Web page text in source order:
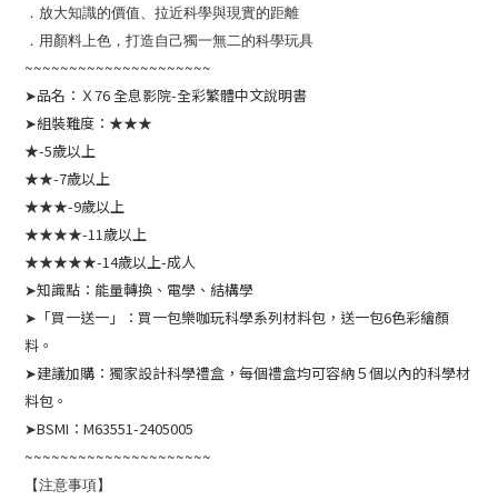
．放大知識的價值、拉近科學與現實的距離
．用顏料上色，打造自己獨一無二的科學玩具
~~~~~~~~~~~~~~~~~~~~~
➤品名：Ｘ76 全息影院-全彩繁體中文說明書
➤組裝難度：★★★
★-5歲以上
★★-7歲以上
★★★-9歲以上
★★★★-11歲以上
★★★★★-14歲以上-成人
➤知識點：能量轉換、電學、結構學
➤「買一送一」：買一包樂咖玩科學系列材料包，送一包6色彩繪顏
料。
➤建議加購：獨家設計科學禮盒，每個禮盒均可容納５個以內的科學材
料包。
➤BSMI：M63551-2405005
~~~~~~~~~~~~~~~~~~~~~
【注意事項】